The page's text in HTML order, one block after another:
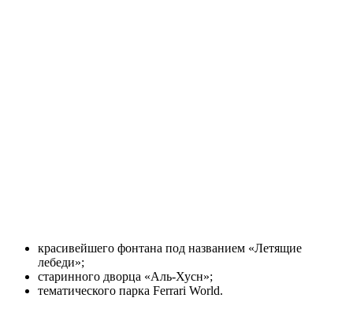
красивейшего фонтана под названием «Летящие
лебеди»;
старинного дворца «Аль-Хусн»;
тематического парка Ferrari World.